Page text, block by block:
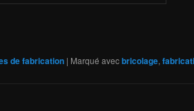
de fabrication | Marqué avecbricolage,